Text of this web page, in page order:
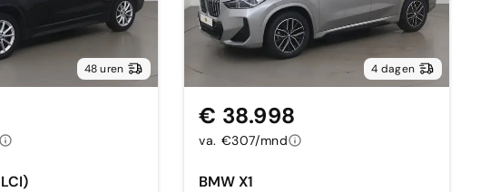
48 uren 4 dagen
BMW X1
€ 38.998
va. €307/mnd